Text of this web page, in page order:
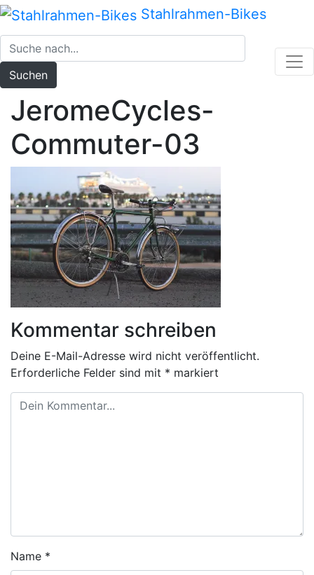
Zum
Inhalt
springen
Stahlrahmen-Bikes
Suchen
JeromeCycles-
Commuter-03
Kommentar schreiben
Deine E-Mail-Adresse wird nicht veröffentlicht.
Erforderliche Felder sind mit * markiert
Name *